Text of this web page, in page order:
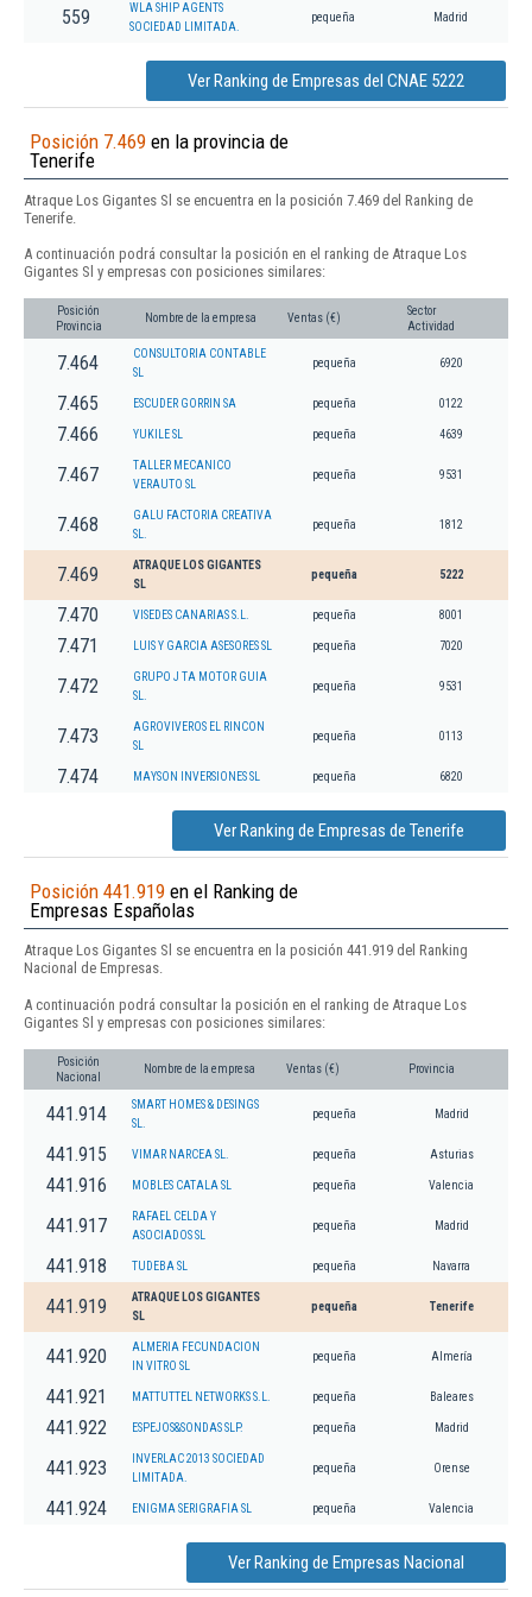
559
WLA SHIP AGENTS
SOCIEDAD LIMITADA.
pequeña Madrid
Ver Ranking de Empresas del CNAE 5222
Posición 7.469 en la provincia de
Tenerife
Atraque Los Gigantes Sl se encuentra en la posición 7.469 del Ranking de
Tenerife.
A continuación podrá consultar la posición en el ranking de Atraque Los
Gigantes Sl y empresas con posiciones similares:
Posición
Provincia
Nombre de la empresa Ventas (€)
Sector
Actividad
7.464
CONSULTORIA CONTABLE
SL
pequeña 6920
7.465 ESCUDER GORRIN SA pequeña 0122
7.466 YUKILE SL pequeña 4639
7.467
TALLER MECANICO
VERAUTO SL
pequeña 9531
7.468
GALU FACTORIA CREATIVA
SL.
pequeña 1812
7.469
ATRAQUE LOS GIGANTES
SL
pequeña 5222
7.470 VISEDES CANARIAS S.L. pequeña 8001
7.471 LUIS Y GARCIA ASESORES SL pequeña 7020
7.472
GRUPO J TA MOTOR GUIA
SL.
pequeña 9531
7.473
AGROVIVEROS EL RINCON
SL
pequeña 0113
7.474 MAYSON INVERSIONES SL pequeña 6820
Ver Ranking de Empresas de Tenerife
Posición 441.919 en el Ranking de
Empresas Españolas
Atraque Los Gigantes Sl se encuentra en la posición 441.919 del Ranking
Nacional de Empresas.
A continuación podrá consultar la posición en el ranking de Atraque Los
Gigantes Sl y empresas con posiciones similares:
Posición
Nacional
Nombre de la empresa Ventas (€) Provincia
441.914
SMART HOMES & DESINGS
SL.
pequeña Madrid
441.915 VIMAR NARCEA SL. pequeña Asturias
441.916 MOBLES CATALA SL pequeña Valencia
441.917
RAFAEL CELDA Y
ASOCIADOS SL
pequeña Madrid
441.918 TUDEBA SL pequeña Navarra
441.919
ATRAQUE LOS GIGANTES
SL
pequeña Tenerife
441.920
ALMERIA FECUNDACION
IN VITRO SL
pequeña Almería
441.921 MATTUTTEL NETWORKS S.L. pequeña Baleares
441.922 ESPEJOS&SONDAS SLP. pequeña Madrid
441.923
INVERLAC 2013 SOCIEDAD
LIMITADA.
pequeña Orense
441.924 ENIGMA SERIGRAFIA SL pequeña Valencia
Ver Ranking de Empresas Nacional